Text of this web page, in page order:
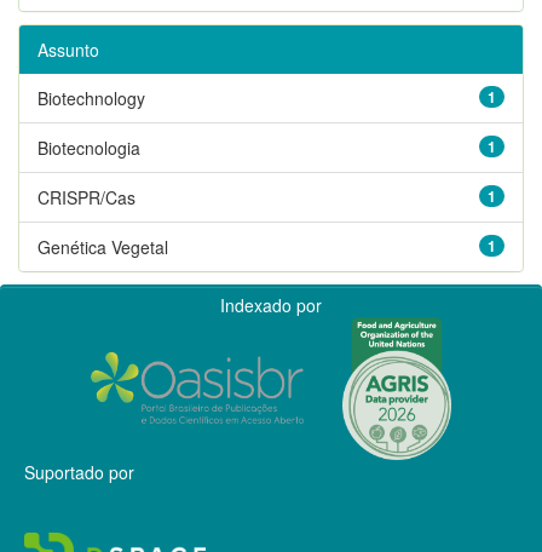
Assunto
1
Biotechnology
1
Biotecnologia
1
CRISPR/Cas
1
Genética Vegetal
Indexado por
Suportado por